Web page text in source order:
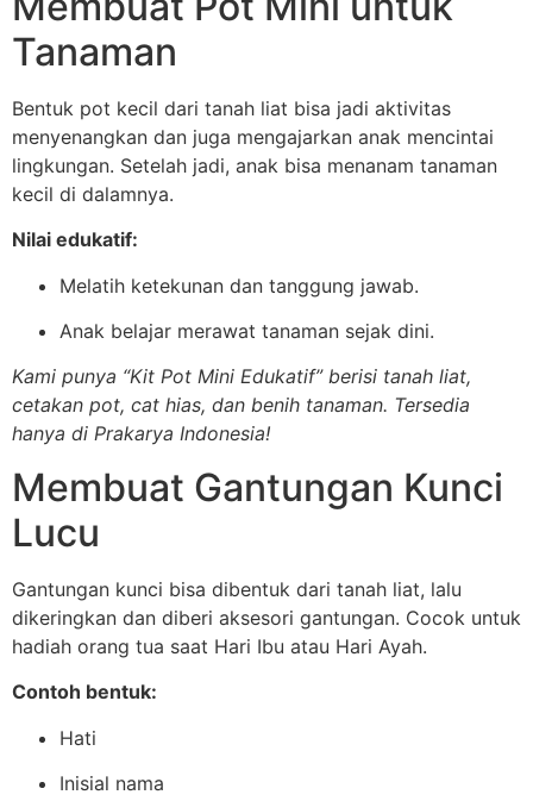
Tanaman
Bentuk pot kecil dari tanah liat bisa jadi aktivitas
menyenangkan dan juga mengajarkan anak mencintai
lingkungan. Setelah jadi, anak bisa menanam tanaman
kecil di dalamnya.
Nilai edukatif:
Melatih ketekunan dan tanggung jawab.
Anak belajar merawat tanaman sejak dini.
Kami punya “Kit Pot Mini Edukatif” berisi tanah liat,
cetakan pot, cat hias, dan benih tanaman. Tersedia
hanya di Prakarya Indonesia!
Membuat Gantungan Kunci
Lucu
Gantungan kunci bisa dibentuk dari tanah liat, lalu
dikeringkan dan diberi aksesori gantungan. Cocok untuk
hadiah orang tua saat Hari Ibu atau Hari Ayah.
Contoh bentuk:
Hati
Inisial nama